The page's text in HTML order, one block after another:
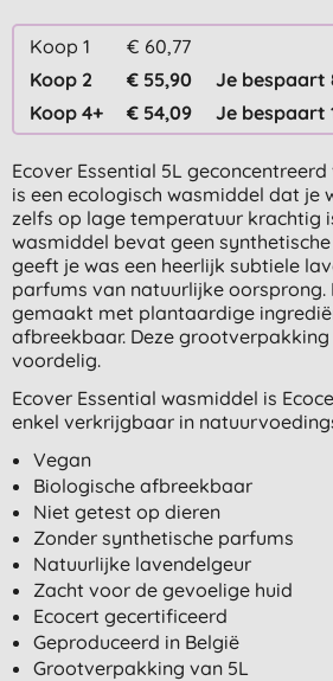
Koop 1
€ 60,77
Koop 2
€ 55,90
Je bespaart
Koop 4+
€ 54,09 Je bespaart
Ecover Essential 5L
is een ecologisch wasmiddel dat je
zelfs op lage temperatuur krachtig
wasmiddel bevat geen
geeft je was een heerlijk subtiele
parfums van natuurlijke oorsprong.
gemaakt met plantaardige
afbreekbaar. Deze
voordelig.
Ecover Essential wasmiddel is
enkel verkrijgbaar in
Vegan
Biologische afbreekbaar
Niet getest op dieren
Zonder synthetische parfums
Natuurlijke lavendelgeur
Zacht voor de gevoelige huid
Ecocert gecertificeerd
Geproduceerd in België
Grootverpakking van 5L